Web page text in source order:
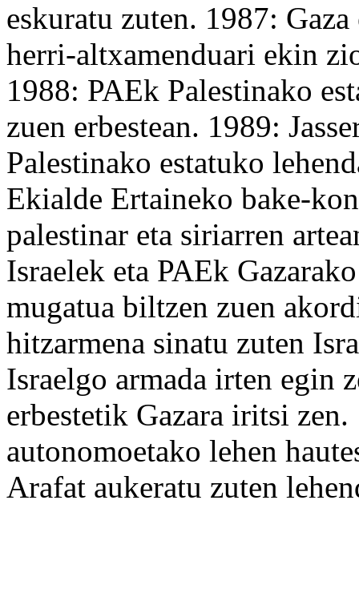
eskuratu zuten. 1987:
herri-altxamenduari ekin
1988: PAEk Palestinako
zuen erbestean. 1989:
Palestinako estatuko
Ekialde Ertaineko bake-
palestinar eta siriarren
Israelek eta PAEk
mugatua biltzen zuen
hitzarmena sinatu zuten
Israelgo armada irten egin
erbestetik Gazara iritsi
autonomoetako lehen
Arafat aukeratu zuten